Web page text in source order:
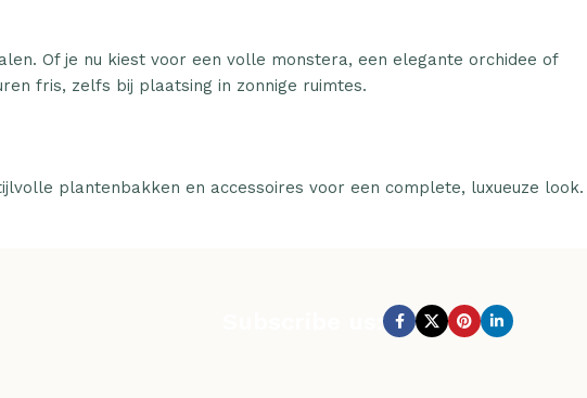
Of je nu kiest voor een volle monstera, een elegante orchidee of
fris, zelfs bij plaatsing in zonnige ruimtes.
plantenbakken en accessoires voor een complete, luxueuze look.